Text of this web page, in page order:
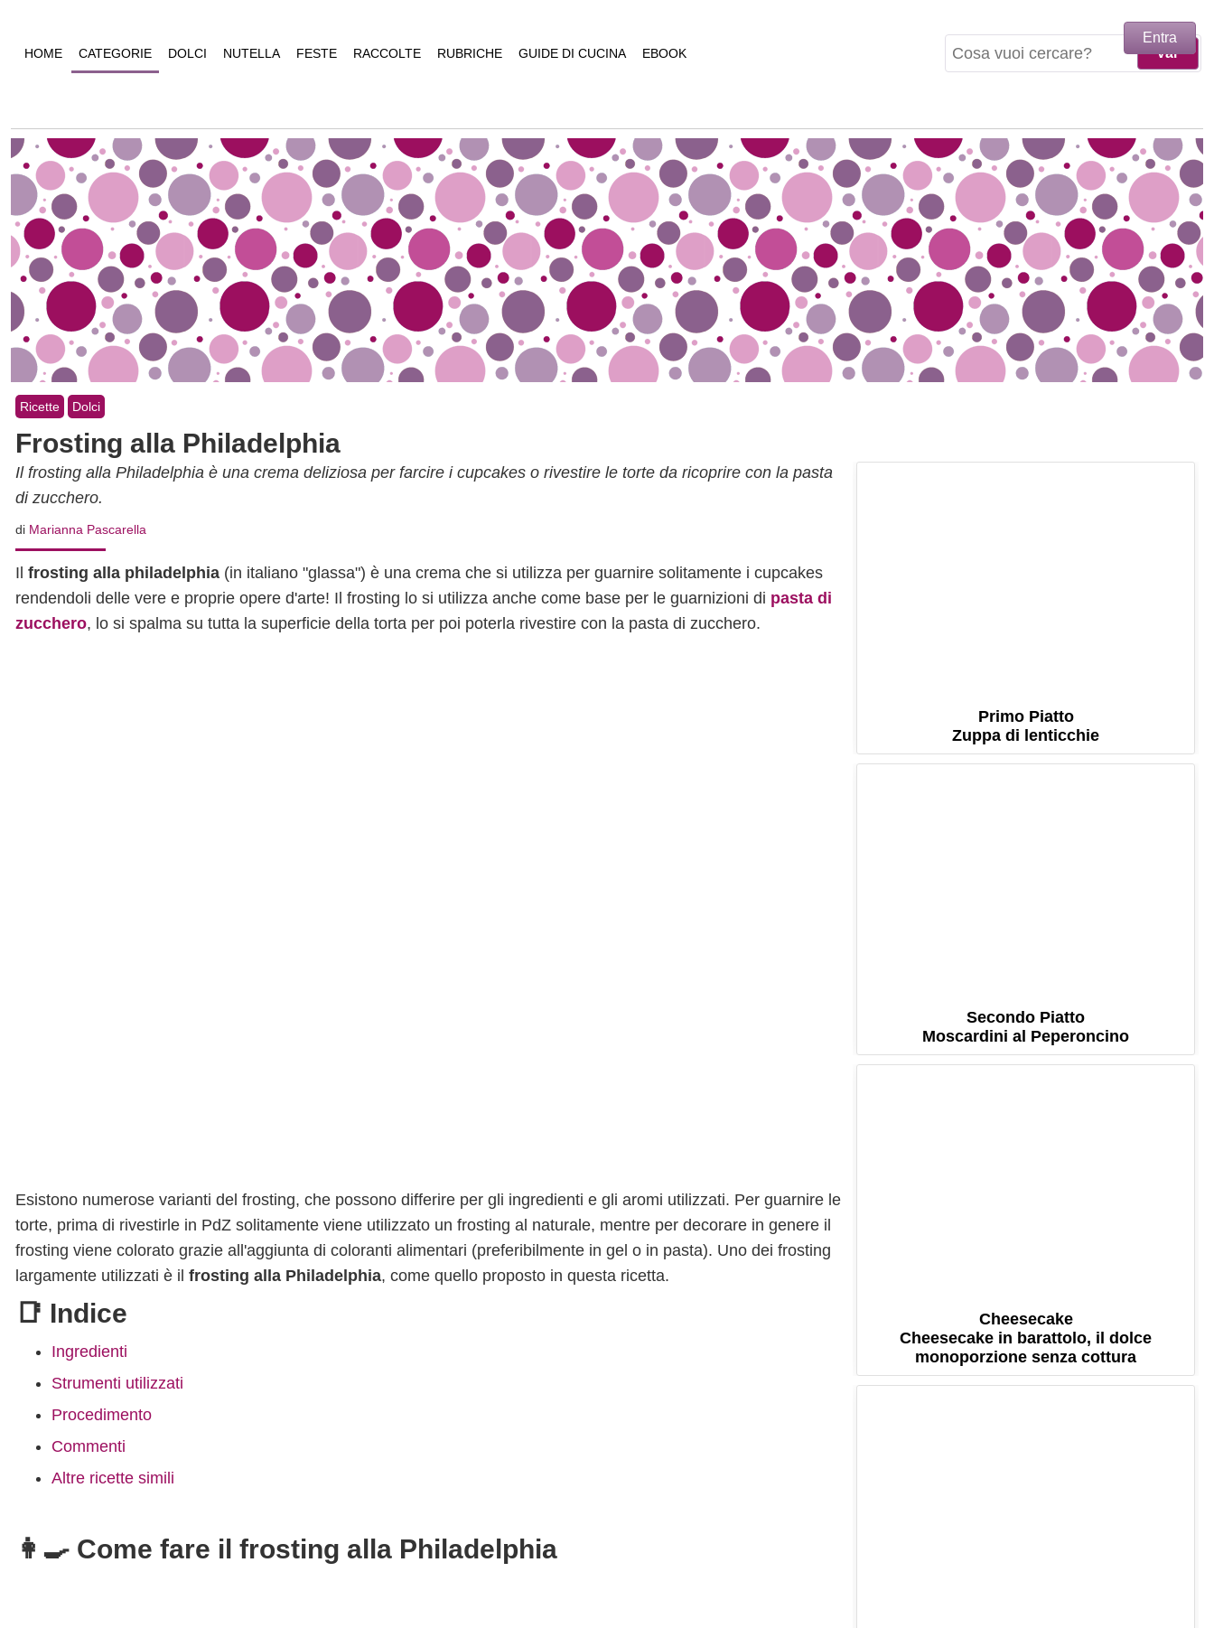
HOME CATEGORIE DOLCI NUTELLA FESTE RACCOLTE RUBRICHE GUIDE DI CUCINA EBOOK
Ricette Dolci
Frosting alla Philadelphia
Il frosting alla Philadelphia è una crema deliziosa per farcire i cupcakes o rivestire le torte da ricoprire con la pasta
di zucchero.
di Marianna Pascarella
Il frosting alla philadelphia (in italiano "glassa") è una crema che si utilizza per guarnire solitamente i cupcakes
rendendoli delle vere e proprie opere d'arte! Il frosting lo si utilizza anche come base per le guarnizioni di pasta di
zucchero, lo si spalma su tutta la superficie della torta per poi poterla rivestire con la pasta di zucchero.
Esistono numerose varianti del frosting, che possono differire per gli ingredienti e gli aromi utilizzati. Per guarnire le
torte, prima di rivestirle in PdZ solitamente viene utilizzato un frosting al naturale, mentre per decorare in genere il
frosting viene colorato grazie all'aggiunta di coloranti alimentari (preferibilmente in gel o in pasta). Uno dei frosting
largamente utilizzati è il frosting alla Philadelphia, come quello proposto in questa ricetta.
📑 Indice
Ingredienti
Strumenti utilizzati
Procedimento
Commenti
Altre ricette simili
👩‍🍳 Come fare il frosting alla Philadelphia
Primo Piatto
Zuppa di lenticchie
Secondo Piatto
Moscardini al Peperoncino
Cheesecake
Cheesecake in barattolo, il dolce
monoporzione senza cottura
Entra